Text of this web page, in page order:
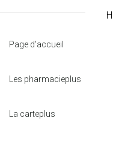
Page d'accueil
Les pharmacieplus
La carteplus